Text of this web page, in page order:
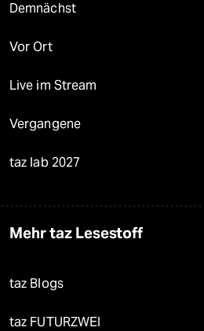
Demnächst
Vor Ort
Live im Stream
Vergangene
taz lab 2027
Mehr taz Lesestoff
taz Blogs
taz FUTURZWEI